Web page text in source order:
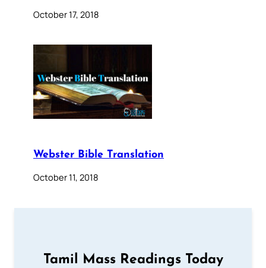
October 17, 2018
Webster Bible Translation
October 11, 2018
Tamil Mass Readings Today